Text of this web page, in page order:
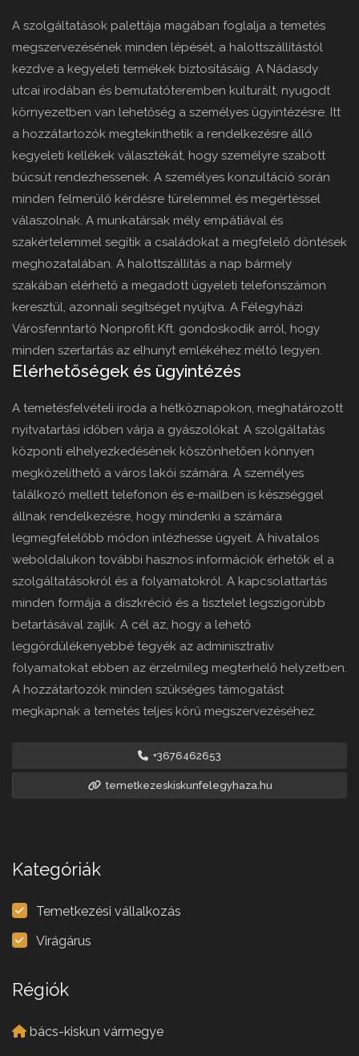
A szolgáltatások palettája magában foglalja a temetés
megszervezésének minden lépését, a halottszállítástól
kezdve a kegyeleti termékek biztosításáig. A Nádasdy
utcai irodában és bemutatóteremben kulturált, nyugodt
környezetben van lehetőség a személyes ügyintézésre. Itt
a hozzátartozók megtekinthetik a rendelkezésre álló
kegyeleti kellékek választékát, hogy személyre szabott
búcsút rendezhessenek. A személyes konzultáció során
minden felmerülő kérdésre türelemmel és megértéssel
válaszolnak. A munkatársak mély empátiával és
szakértelemmel segítik a családokat a megfelelő döntések
meghozatalában. A halottszállítás a nap bármely
szakában elérhető a megadott ügyeleti telefonszámon
keresztül, azonnali segítséget nyújtva. A Félegyházi
Városfenntartó Nonprofit Kft. gondoskodik arról, hogy
minden szertartás az elhunyt emlékéhez méltó legyen.
Elérhetőségek és ügyintézés
A temetésfelvételi iroda a hétköznapokon, meghatározott
nyitvatartási időben várja a gyászolókat. A szolgáltatás
központi elhelyezkedésének köszönhetően könnyen
megközelíthető a város lakói számára. A személyes
találkozó mellett telefonon és e-mailben is készséggel
állnak rendelkezésre, hogy mindenki a számára
legmegfelelőbb módon intézhesse ügyeit. A hivatalos
weboldalukon további hasznos információk érhetők el a
szolgáltatásokról és a folyamatokról. A kapcsolattartás
minden formája a diszkréció és a tisztelet legszigorúbb
betartásával zajlik. A cél az, hogy a lehető
leggördülékenyebbé tegyék az adminisztratív
folyamatokat ebben az érzelmileg megterhelő helyzetben.
A hozzátartozók minden szükséges támogatást
megkapnak a temetés teljes körű megszervezéséhez.
+3676462653
temetkezeskiskunfelegyhaza.hu
Kategóriák
Temetkezési vállalkozás
Virágárus
Régiók
bács-kiskun vármegye